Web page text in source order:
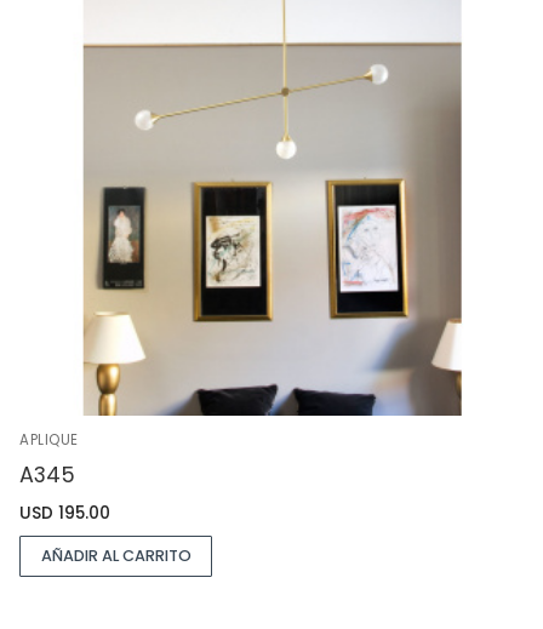
APLIQUE
A345
USD 195.00
AÑADIR AL CARRITO